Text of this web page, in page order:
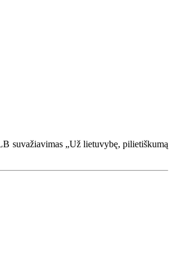
suvažiavimas „Už lietuvybę, pilietiškumą